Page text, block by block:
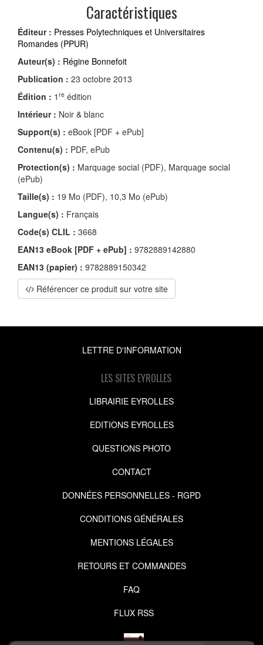
Caractéristiques
Éditeur : Presses Polytechniques et Universitaires
Romandes (PPUR)
Auteur(s) : Régine Bonnefoit
Publication : 23 octobre 2013
Édition : 1 re édition
Intérieur : Noir & blanc
Support(s) : eBook [PDF + ePub]
Contenu(s) : PDF, ePub
Protection(s) : Marquage social (PDF), Marquage social
(ePub)
Taille(s) : 19 Mo (PDF), 10,3 Mo (ePub)
Langue(s) : Français
Code(s) CLIL : 3668
EAN13 eBook [PDF + ePub] : 9782889142880
EAN13 (papier) : 9782889150342
Référencer ce produit sur votre site
LETTRE D'INFORMATION
LES SITES EYROLLES
LIBRAIRIE EYROLLES
EDITIONS EYROLLES
QUESTIONS PHOTO
CONTACT
DONNÉES PERSONNELLES - RGPD
CONDITIONS GÉNÉRALES
MENTIONS LÉGALES
RETOURS ET COMMANDES
FAQ
FLUX RSS